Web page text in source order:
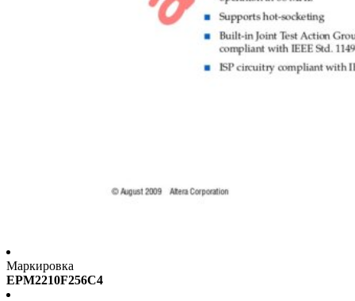
Маркировка
EPM2210F256C4